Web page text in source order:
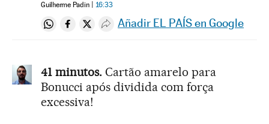
Guilherme Padin 16:33
Compartir en Whatsapp
Compartir en Facebook
Compartir en Twitter
Desplegar Redes Sociales
Añadir EL PAÍS en Google
41 minutos. Cartão amarelo para
Bonucci após dividida com força
excessiva!